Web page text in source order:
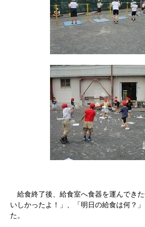
給食終了後、給食室へ食器を運んでき
いしかったよ！」、「明日の給食は何？
た。